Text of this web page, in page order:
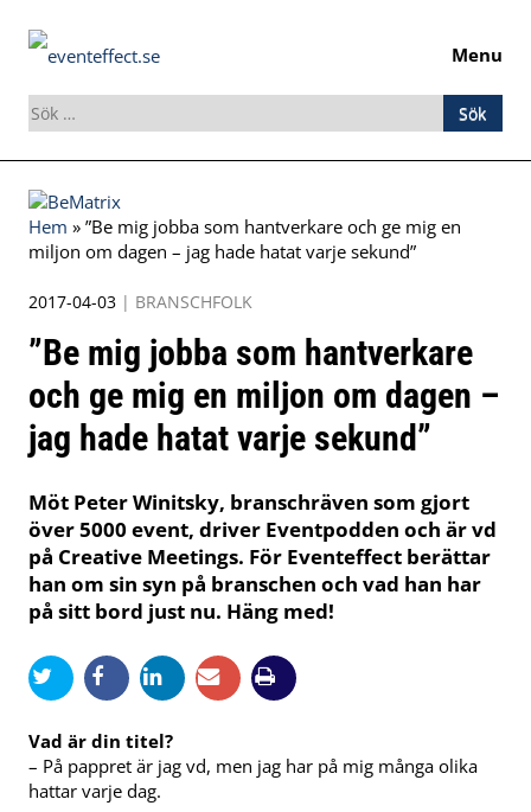
Menu
Sök
efter:
Skip
to
content
Hem » ”Be mig jobba som hantverkare och ge mig en
miljon om dagen – jag hade hatat varje sekund”
2017-04-03 | BRANSCHFOLK
”Be mig jobba som hantverkare
och ge mig en miljon om dagen –
jag hade hatat varje sekund”
Möt Peter Winitsky, branschräven som gjort
över 5000 event, driver Eventpodden och är vd
på Creative Meetings. För Eventeffect berättar
han om sin syn på branschen och vad han har
på sitt bord just nu. Häng med!
Vad är din titel?
– På pappret är jag vd, men jag har på mig många olika
hattar varje dag.